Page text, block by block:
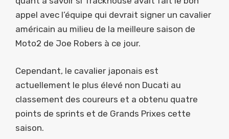
appel avec l’équipe qui devrait signer un cavalier
américain au milieu de la meilleure saison de
Moto2 de Joe Robers à ce jour.
Cependant, le cavalier japonais est
actuellement le plus élevé non Ducati au
classement des coureurs et a obtenu quatre
points de sprints et de Grands Prixes cette
saison.